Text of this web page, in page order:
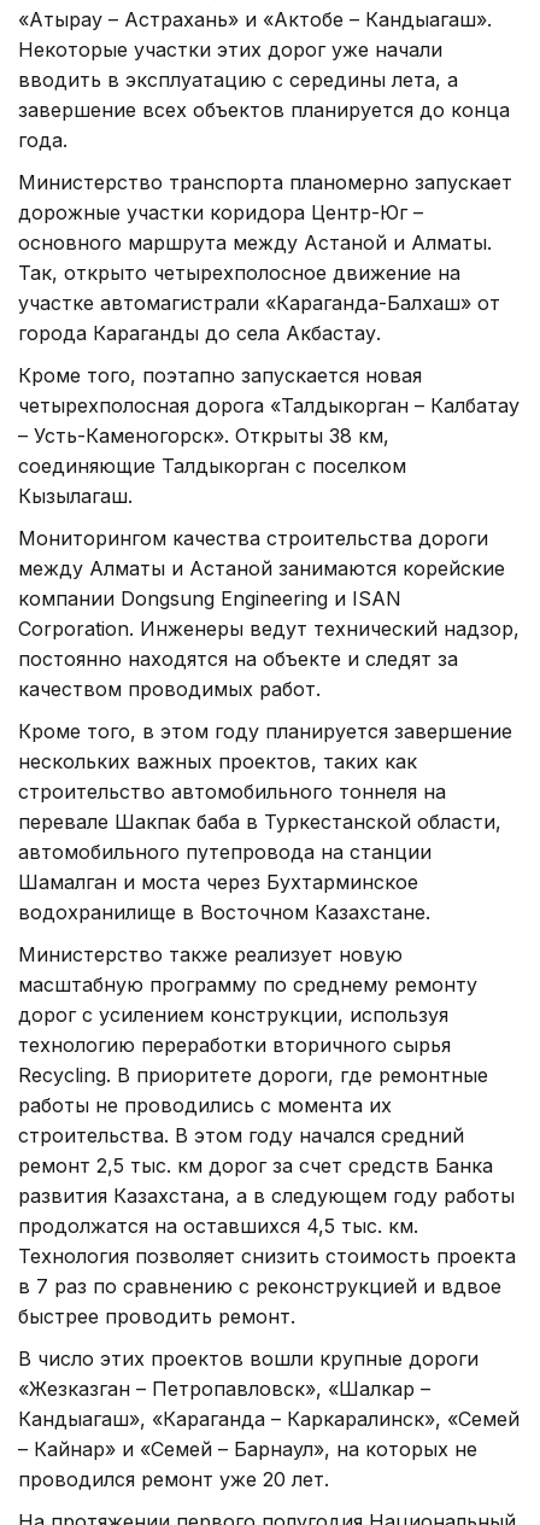
«Атырау – Астрахань» и «Актобе – Кандыагаш».
Некоторые участки этих дорог уже начали
вводить в эксплуатацию с середины лета, а
завершение всех объектов планируется до конца
года.
Министерство транспорта планомерно запускает
дорожные участки коридора Центр-Юг –
основного маршрута между Астаной и Алматы.
Так, открыто четырехполосное движение на
участке автомагистрали «Караганда-Балхаш» от
города Караганды до села Акбастау.
Кроме того, поэтапно запускается новая
четырехполосная дорога «Талдыкорган – Калбатау
– Усть-Каменогорск». Открыты 38 км,
соединяющие Талдыкорган с поселком
Кызылагаш.
Мониторингом качества строительства дороги
между Алматы и Астаной занимаются корейские
компании Dongsung Engineering и ISAN
Corporation. Инженеры ведут технический надзор,
постоянно находятся на объекте и следят за
качеством проводимых работ.
Кроме того, в этом году планируется завершение
нескольких важных проектов, таких как
строительство автомобильного тоннеля на
перевале Шакпак баба в Туркестанской области,
автомобильного путепровода на станции
Шамалган и моста через Бухтарминское
водохранилище в Восточном Казахстане.
Министерство также реализует новую
масштабную программу по среднему ремонту
дорог с усилением конструкции, используя
технологию переработки вторичного сырья
Recycling. В приоритете дороги, где ремонтные
работы не проводились с момента их
строительства. В этом году начался средний
ремонт 2,5 тыс. км дорог за счет средств Банка
развития Казахстана, а в следующем году работы
продолжатся на оставшихся 4,5 тыс. км.
Технология позволяет снизить стоимость проекта
в 7 раз по сравнению с реконструкцией и вдвое
быстрее проводить ремонт.
В число этих проектов вошли крупные дороги
«Жезказган – Петропавловск», «Шалкар –
Кандыагаш», «Караганда – Каркаралинск», «Семей
– Кайнар» и «Семей – Барнаул», на которых не
проводился ремонт уже 20 лет.